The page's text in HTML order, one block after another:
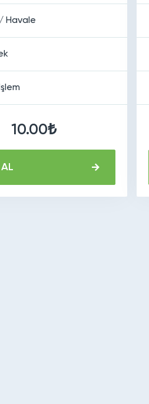
Havale
10.00₺